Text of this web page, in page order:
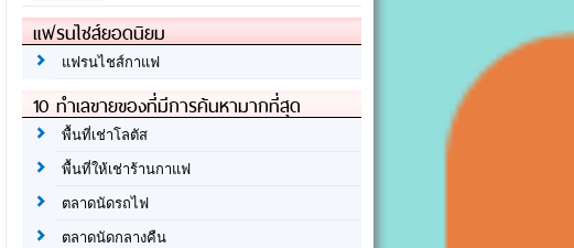
แฟรนไชส์ยอดนิยม
แฟรนไชส์กาแฟ
10 ทำเลขายของที่มีการค้นหามากที่สุด
พื้นที่เช่าโลตัส
พื้นที่ให้เช่าร้านกาแฟ
ตลาดนัดรถไฟ
ตลาดนัดกลางคืน